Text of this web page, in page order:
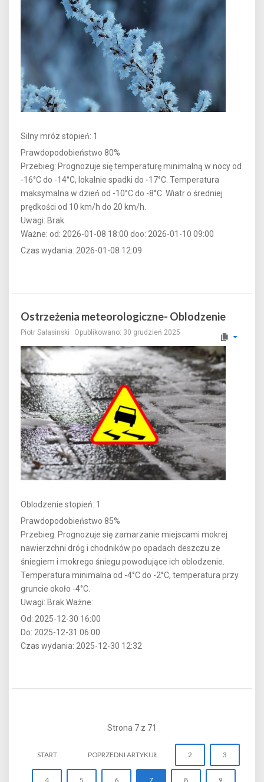
Silny mróz stopień: 1
Prawdopodobieństwo 80%
Przebieg: Prognozuje się temperaturę minimalną w nocy od
-16°C do -14°C, lokalnie spadki do -17°C. Temperatura
maksymalna w dzień od -10°C do -8°C. Wiatr o średniej
prędkości od 10 km/h do 20 km/h.
Uwagi: Brak.
Ważne: od: 2026-01-08 18:00 doo: 2026-01-10 09:00
Czas wydania: 2026-01-08 12:09
Ostrzeżenia meteorologiczne- Oblodzenie
Piotr Sałasinski Opublikowano: 30 grudzień 2025
Oblodzenie stopień: 1
Prawdopodobieństwo 85%
Przebieg: Prognozuje się zamarzanie miejscami mokrej
nawierzchni dróg i chodników po opadach deszczu ze
śniegiem i mokrego śniegu powodujące ich oblodzenie.
Temperatura minimalna od -4°C do -2°C, temperatura przy
gruncie około -4°C.
Uwagi: Brak.Ważne:
Od: 2025-12-30 16:00
Do: 2025-12-31 06:00
Czas wydania: 2025-12-30 12:32
Strona 7 z 71
START POPRZEDNI ARTYKUŁ 2 3
4 5 6 7 8 9